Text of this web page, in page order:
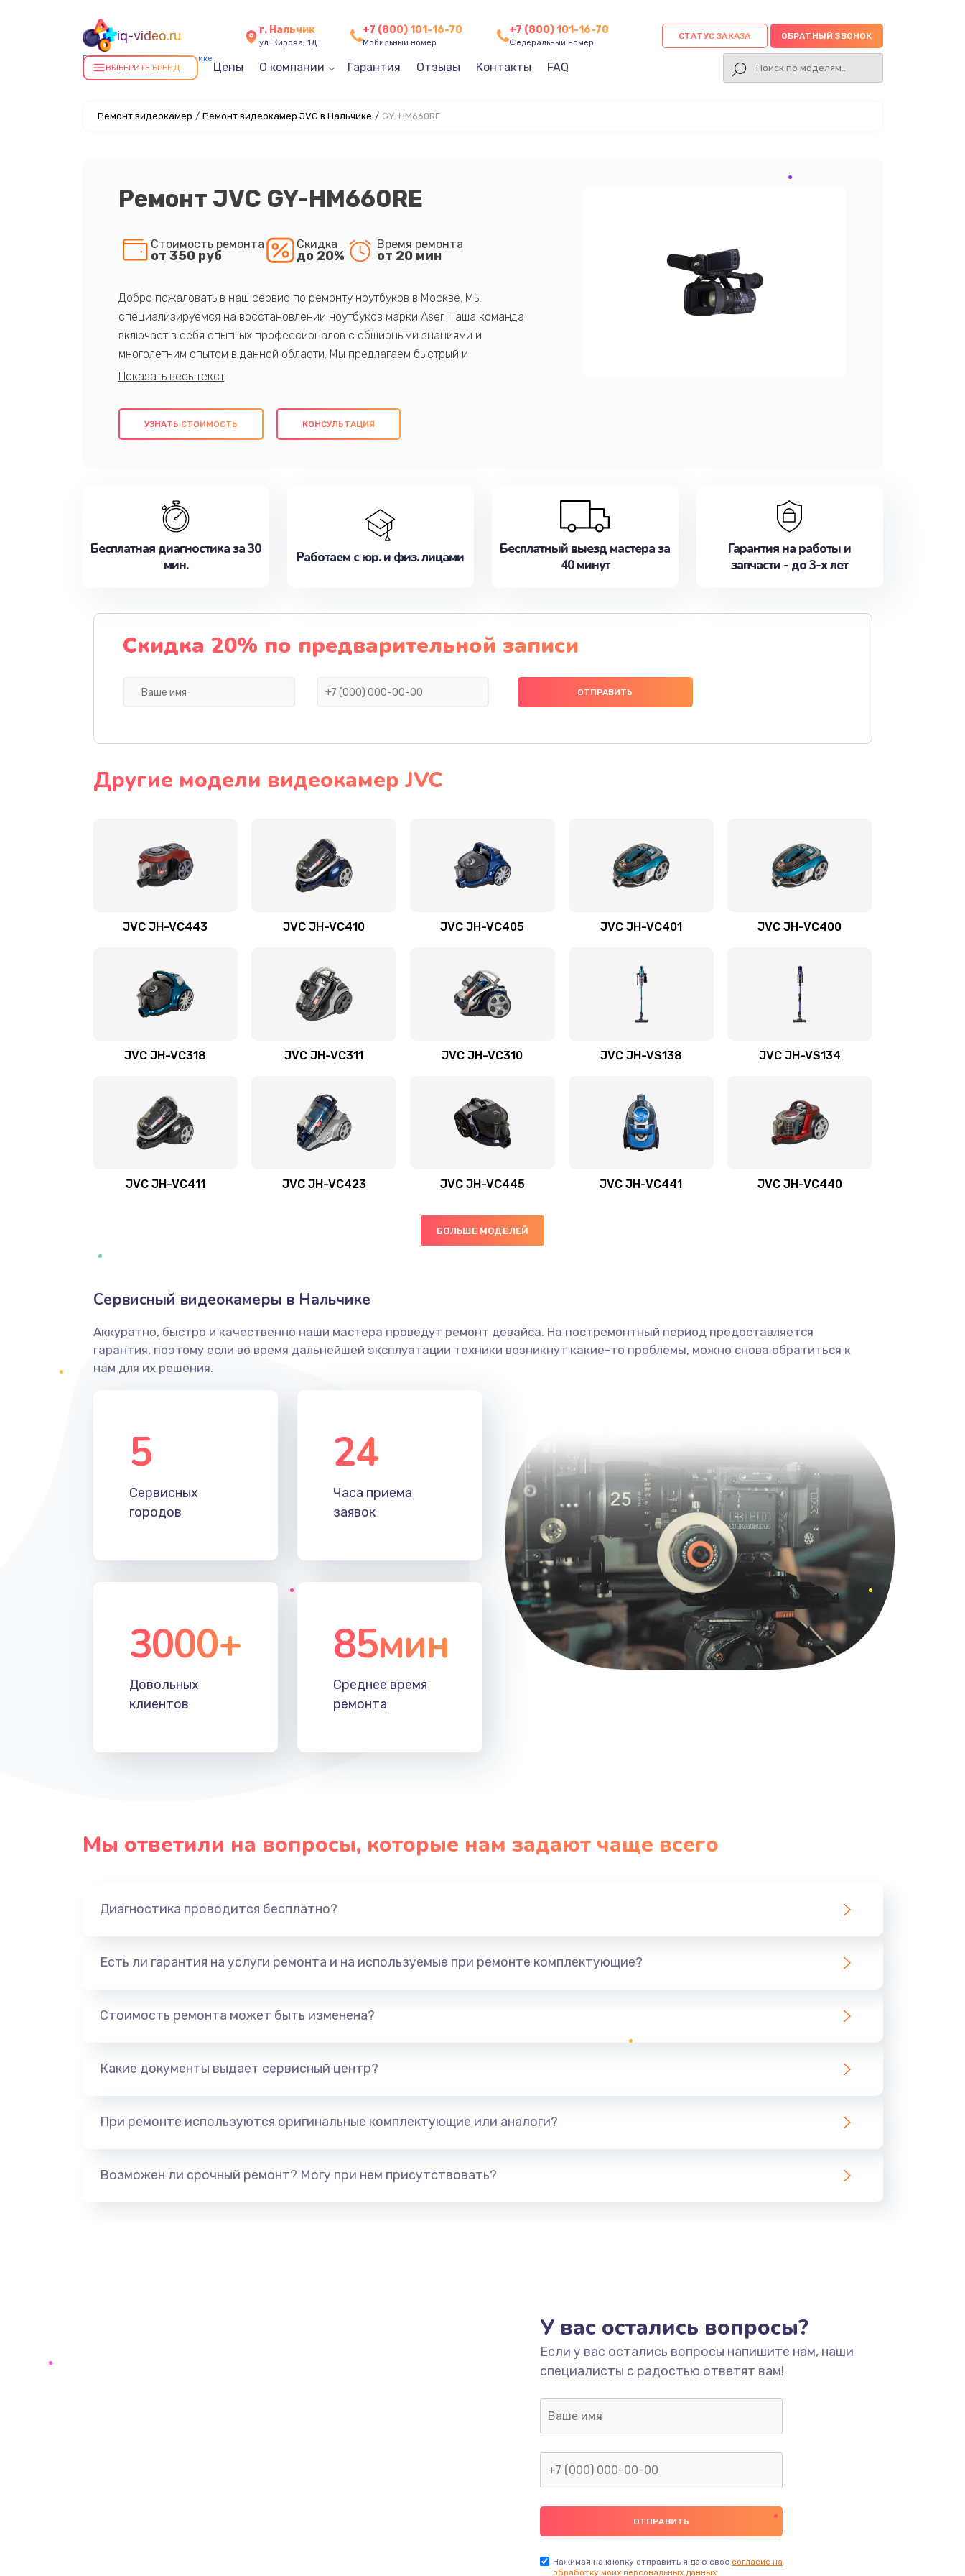
iq-video.ru
Ремонт видеокамер в Нальчике
г. Нальчик
ул. Кирова, 1Д
+7 (800) 101-16-70
Мобильный номер
+7 (800) 101-16-70
Федеральный номер
СТАТУС ЗАКАЗА ОБРАТНЫЙ ЗВОНОК
ВЫБЕРИТЕ БРЕНД Цены О компании Гарантия Отзывы Контакты FAQ
Ремонт видеокамер / Ремонт видеокамер JVC в Нальчике / GY-HM660RE
Ремонт JVC GY-HM660RE
Стоимость ремонта
от 350 руб
Скидка
до 20%
Время ремонта
от 20 мин
Добро пожаловать в наш сервис по ремонту ноутбуков в Москве. Мы
специализируемся на восстановлении ноутбуков марки Aser. Наша команда
включает в себя опытных профессионалов с обширными знаниями и
многолетним опытом в данной области. Мы предлагаем быстрый и
качественный ремонт с использованием оригинальных компонентов, а также
клиентам надежное и профессиональное обслуживание, удовлетворяя их
потребности наилучшим образом. Не медлите записаться на ремонт уже
УЗНАТЬ СТОИМОСТЬ КОНСУЛЬТАЦИЯ
Бесплатная диагностика за 30
мин.
Работаем с юр. и физ. лицами
Бесплатный выезд мастера за
40 минут
Гарантия на работы и
запчасти - до 3-х лет
Скидка 20% по предварительной записи
Другие модели видеокамер JVC
JVC JH-VC443 JVC JH-VC410 JVC JH-VC405 JVC JH-VС401 JVC JH-VС400
JVC JH-VС318 JVC JH-VC311 JVC JH-VC310 JVC JH-VS138 JVC JH-VS134
JVC JH-VC411 JVC JH-VС423 JVC JH-VC445 JVC JH-VС441 JVC JH-VС440
БОЛЬШЕ МОДЕЛЕЙ
Сервисный видеокамеры в Нальчике
Аккуратно, быстро и качественно наши мастера проведут ремонт девайса. На постремонтный период предоставляется
гарантия, поэтому если во время дальнейшей эксплуатации техники возникнут какие-то проблемы, можно снова обратиться к
нам для их решения.
5
Сервисных
городов
24
Часа приема
заявок
3000+
Довольных
клиентов
85мин
Среднее время
ремонта
Мы ответили на вопросы, которые нам задают чаще всего
Диагностика проводится бесплатно?
Есть ли гарантия на услуги ремонта и на используемые при ремонте комплектующие?
Стоимость ремонта может быть изменена?
Какие документы выдает сервисный центр?
При ремонте используются оригинальные комплектующие или аналоги?
Возможен ли срочный ремонт? Могу при нем присутствовать?
У вас остались вопросы?
Если у вас остались вопросы напишите нам, наши
специалисты с радостью ответят вам!
Нажимая на кнопку отправить я даю свое согласие на
обработку моих персональных данных.